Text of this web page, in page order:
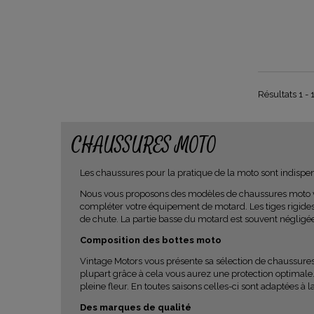
Résultats 1 -
CHAUSSURES MOTO
Les chaussures pour la pratique de la moto sont
Nous vous proposons des modèles de chaussures moto
compléter votre équipement de motard. Les tiges
de chute. La partie basse du motard est souvent
Composition des bottes moto
Vintage Motors vous présente sa sélection de
plupart grâce à cela vous aurez une protection optimale
pleine fleur. En toutes saisons celles-ci sont adaptées à
Des marques de qualité